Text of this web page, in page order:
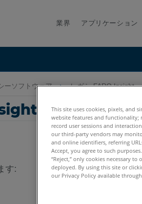
業界 アプリケーション
たむ
ーソフトウェア レガシ-FARO Insight
と Windows
This site uses cookies, pixels, and
website features and functionality;
record user sessions and
our third-party vendors may
and online identifiers, referring
Accept, you agree to such
“Reject,” only cookies necessary
deployed. By using this site or
our Privacy Policy available